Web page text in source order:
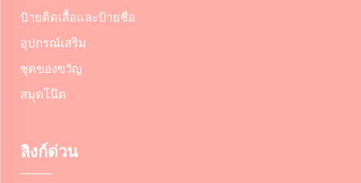
ป้ายติดเสื้อและป้ายชื่อ
อุปกรณ์เสริม
ชุดของขวัญ
สมุดโน๊ต
ลิงก์ด่วน